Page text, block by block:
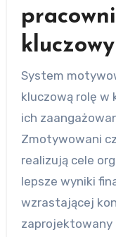
System
kluczową rolę w
ich
Zmotywowani
realizują cele
lepsze wyniki
wzrastającej